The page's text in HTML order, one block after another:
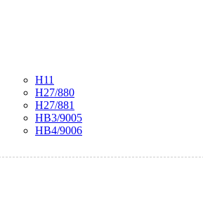
H11
H27/880
H27/881
HB3/9005
HB4/9006